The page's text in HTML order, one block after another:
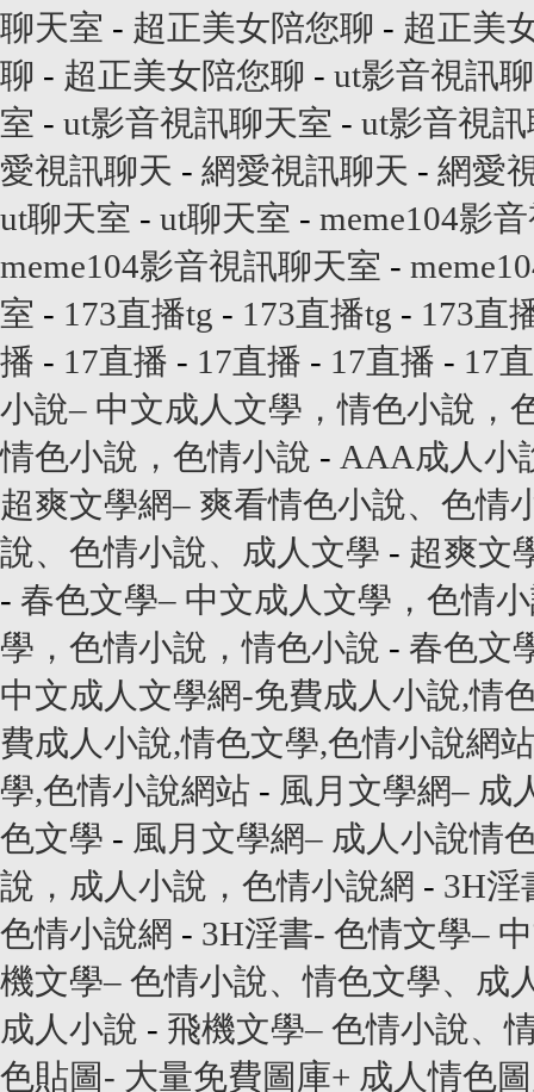
聊天室 - 超正美女陪您聊 - 超正美
聊 - 超正美女陪您聊 - ut影音視訊
室 - ut影音視訊聊天室 - ut影音視
愛視訊聊天 - 網愛視訊聊天 - 網愛
ut聊天室 - ut聊天室 - meme104影
meme104影音視訊聊天室 -
室 - 173直播tg - 173直播tg - 173直
播 - 17直播 - 17直播 - 17直播 - 17
小說– 中文成人文學，情色小說，
情色小說，色情小說 - AAA成人小
超爽文學網– 爽看情色小說、色情
說、色情小說、成人文學 - 超爽文
- 春色文學– 中文成人文學，色情
學，色情小說，情色小說 - 春色文
中文成人文學網-免費成人小說,情
費成人小說,情色文學,色情小說網站
學,色情小說網站 - 風月文學網– 成
色文學 - 風月文學網– 成人小說情
說，成人小說，色情小說網 - 3H淫
色情小說網 - 3H淫書- 色情文學–
機文學– 色情小說、情色文學、成
成人小說 - 飛機文學– 色情小說、
色貼圖- 大量免費圖庫+ 成人情色